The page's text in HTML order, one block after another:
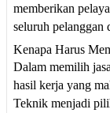
memberikan
seluruh pelanggan
Kenapa Harus
Dalam memilih
hasil kerja yang
Teknik menjadi